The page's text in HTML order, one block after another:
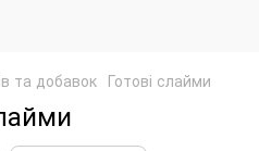
та добавок Готові слайми